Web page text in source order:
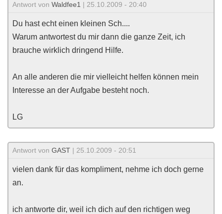
Antwort von Waldfee1 | 25.10.2009 - 20:40
Du hast echt einen kleinen Sch....
Warum antwortest du mir dann die ganze Zeit, ich
brauche wirklich dringend Hilfe.
An alle anderen die mir vielleicht helfen können mein
Interesse an der Aufgabe besteht noch.
LG
Antwort von GAST | 25.10.2009 - 20:51
vielen dank für das kompliment, nehme ich doch gerne
an.
ich antworte dir, weil ich dich auf den richtigen weg